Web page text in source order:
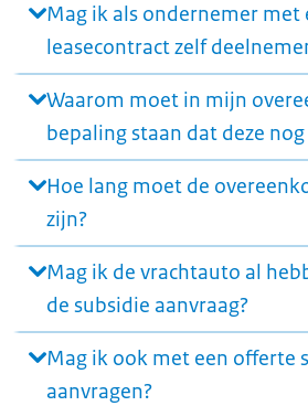
Mag ik als ondernemer
leasecontract zelf
Waarom moet in mijn
bepaling staan dat deze
Hoe lang moet de
zijn?
Mag ik de vrachtauto al
de subsidie aanvraag?
Mag ik ook met een offerte
aanvragen?